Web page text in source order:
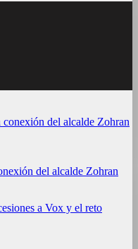
del alcalde Zohran